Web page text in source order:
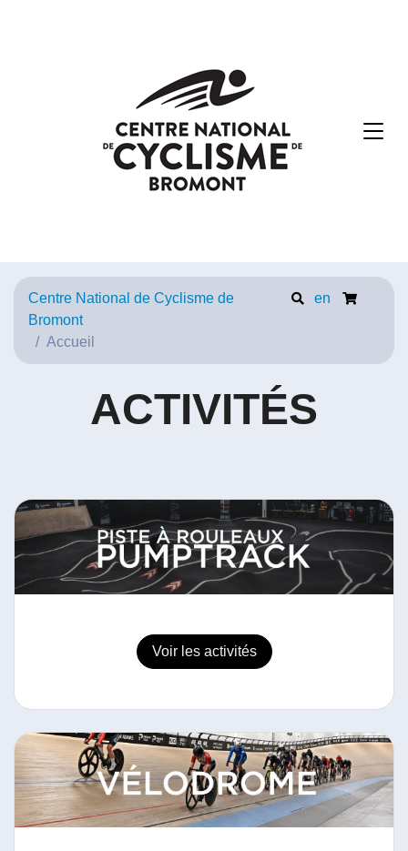
Centre National de Cyclisme de
Bromont
Accueil
en
ACTIVITÉS
Voir les activités